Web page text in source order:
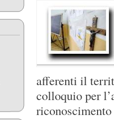
afferenti il
colloquio per